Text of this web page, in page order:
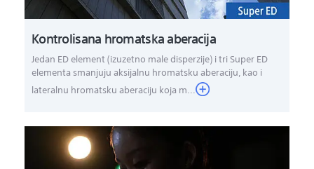
Kontrolisana hromatska aberacija
Jedan ED element (izuzetno male disperzije) i tri Super ED
elementa smanjuju aksijalnu hromatsku aberaciju, kao i
lateralnu hromatsku aberaciju koja m...